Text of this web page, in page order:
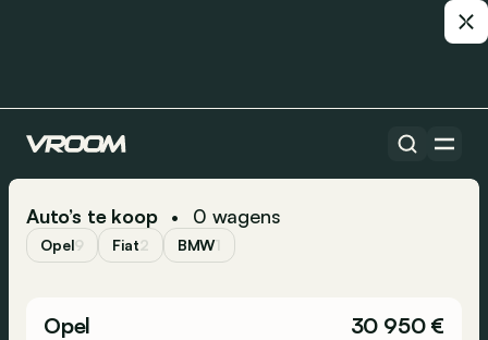
Auto’s te koop • 0 wagens
Opel9 Fiat2 BMW1
Opel
30 950 €